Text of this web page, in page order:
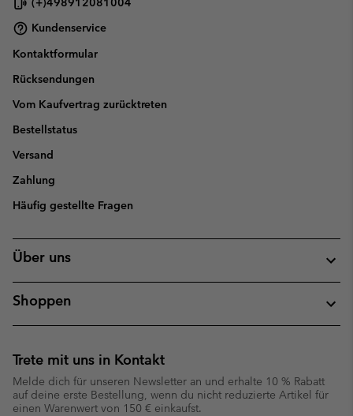
Kundenservice
Kontaktformular
Rücksendungen
Vom Kaufvertrag zurücktreten
Bestellstatus
Versand
Zahlung
Häufig gestellte Fragen
Über uns
Shoppen
Trete mit uns in Kontakt
Melde dich für unseren Newsletter an und erhalte 10 % Rabatt
auf deine erste Bestellung, wenn du nicht reduzierte Artikel für
einen Warenwert von 150 € einkaufst.